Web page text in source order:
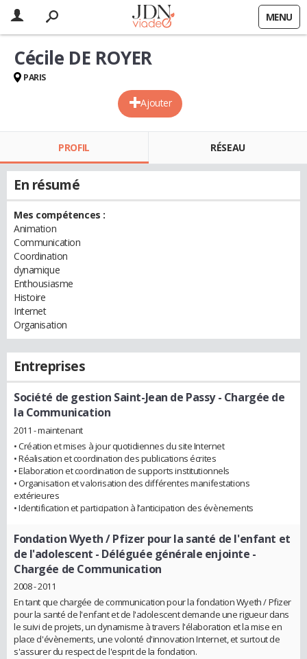
MENU
Ajouter
Cécile DE ROYER
PARIS
PROFIL RÉSEAU
En résumé
Mes compétences :
Animation
Communication
Coordination
dynamique
Enthousiasme
Histoire
Internet
Organisation
Entreprises
Société de gestion Saint-Jean de Passy- Chargée de
la Communication
2011 - maintenant
• Création et mises à jour quotidiennes du site Internet
• Réalisation et coordination des publications écrites
• Elaboration et coordination de supports institutionnels
• Organisation et valorisation des différentes manifestations
extérieures
• Identification et participation à l’anticipation des évènements
Fondation Wyeth / Pfizer pour la santé de l'enfant et
de l'adolescent - Déléguée générale enjointe -
Chargée de Communication
2008 - 2011
En tant que chargée de communication pour la fondation Wyeth / Pfizer
pour la santé de l'enfant et de l'adolescent demande une rigueur dans
le suivi de projets, un dynamisme à travers l'élaboration et la mise en
place d'évènements, une volonté d'innovation Internet, et surtout de
s'assurer du respect de l'esprit de la fondation.